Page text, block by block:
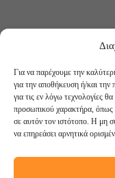
Για να παρέχουμε την
για την αποθήκευση ή/και
για τις εν λόγω τεχνολογίες
προσωπικού χαρακτήρα, όπως
σε αυτόν τον ιστότοπο. Η μη
να επηρεάσει αρνητικά